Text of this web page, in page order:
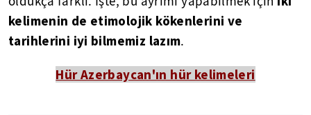
kelimenin de etimolojik kökenlerini ve
tarihlerini iyi bilmemiz lazım.
Hür Azerbaycan'ın hür kelimeleri